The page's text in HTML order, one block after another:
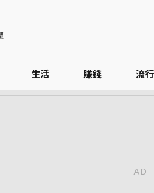
生活 賺錢 流行